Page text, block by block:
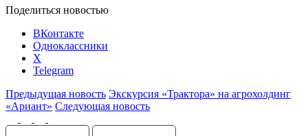
Поделиться новостью
ВКонтакте
Одноклассники
X
Telegram
Предыдущая новость Экскурсия «Трактора» на агрохолдинг
«Ариант» Следующая новость